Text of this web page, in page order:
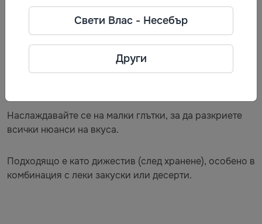
автентичност.
Препоръки за консумация:
Сервирайте бренди при температура 18–20°C в чаши
Наслаждавайте се на малки глътки, за да разкриете
всички нюанси на вкуса.
Подходящо е като дижестив (след хранене), особено в
комбинация с леки закуски или десерти.
Свети Влас - Несебър
Други